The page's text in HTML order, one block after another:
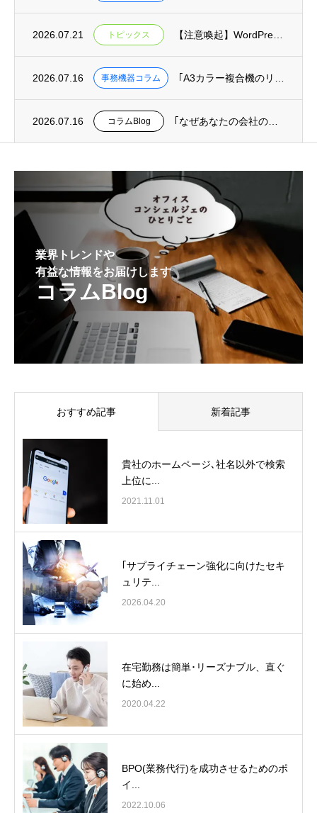
2026.07.21 トピックス
2026.07.16 事務機器コラム
2026.07.16 コラムBlog
業界トレンドや
有益な情報をお届けします
コラムBlog
おすすめ記事 新着記事
貴社のホームページ､社名以外で検索
上位に...
2021.11.01
｢サプライチェーン強化に向けたセキ
ュリテ...
2026.04.20
在宅勤務は簡単･リーズナブル、直ぐ
に始め...
2020.04.22
BPO(業務代行)を成功させるためのポ
イ...
2022.10.06